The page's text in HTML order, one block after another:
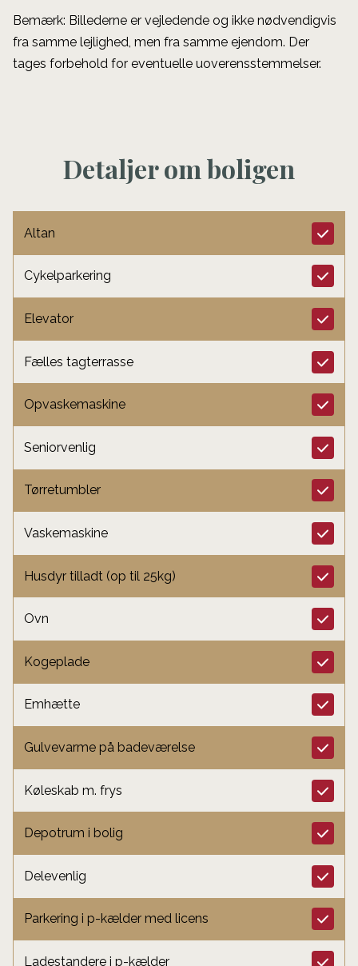
Bemærk: Billederne er vejledende og ikke nødvendigvis
fra samme lejlighed, men fra samme ejendom. Der
tages forbehold for eventuelle uoverensstemmelser.
Detaljer om boligen
Altan
Cykelparkering
Elevator
Fælles tagterrasse
Opvaskemaskine
Seniorvenlig
Tørretumbler
Vaskemaskine
Husdyr tilladt (op til 25kg)
Ovn
Kogeplade
Emhætte
Gulvevarme på badeværelse
Køleskab m. frys
Depotrum i bolig
Delevenlig
Parkering i p-kælder med licens
Ladestandere i p-kælder